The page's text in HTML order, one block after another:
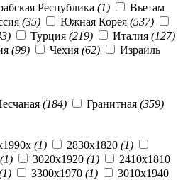
Республика (1)
Вьетам
(35) Южная Корея (537)
Турция (219) Италия (127)
(99) Чехия (62)
Израиль
(184) Гранитная (359)
(1) 2830x1820 (1)
(1) 3020x1920 (1)
2410x1810
3300x1970 (1)
3010x1940